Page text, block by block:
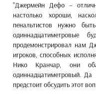
"Джермейн Дефо –
настолько хороши,
пенальтистов нужно
одиннадцатиметровые
продемонстрировал нам
игроков, способных
Нико Кранчар, они
одиннадцатиметровый.
предстоит обсудить этот